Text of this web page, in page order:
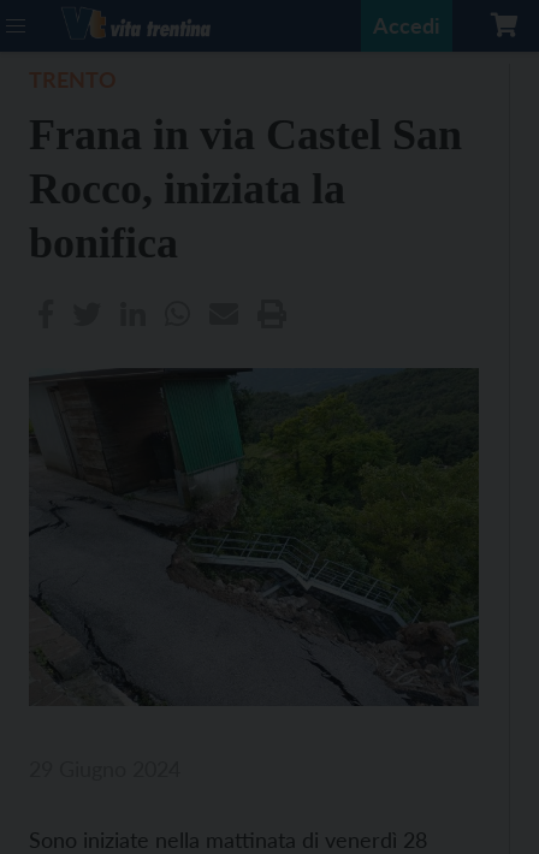
Accedi
Frana in via Castel San
Rocco, iniziata la
bonifica
Sono iniziate nella mattinata di venerdì 28